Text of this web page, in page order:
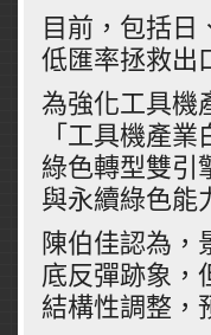
目前，包括
低匯率拯救出
為強化工具機
「工具機產
綠色轉型雙引
與永續綠色能
陳伯佳認為，
底反彈跡象，
結構性調整，